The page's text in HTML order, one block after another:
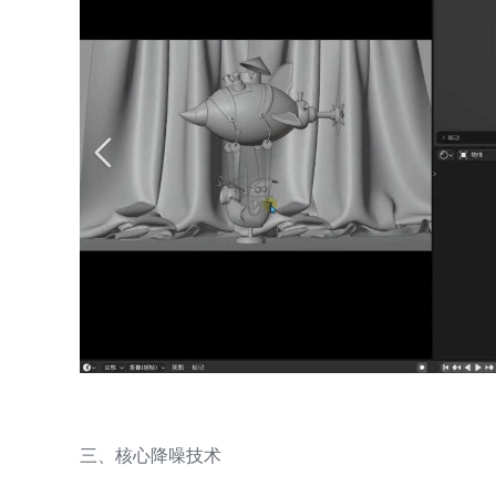
三、核心降噪技术